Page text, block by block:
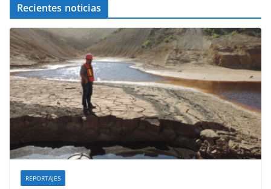
Recientes noticias
REPORTAJES